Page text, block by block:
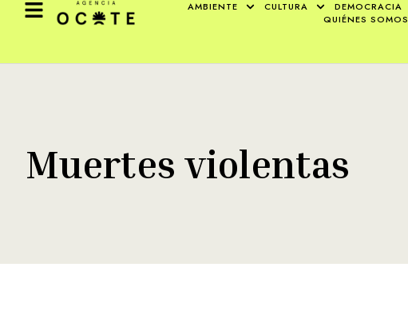
AMBIENTE CULTURA DEMOCRACIA
QUIÉNES SOMOS
Muertes violentas